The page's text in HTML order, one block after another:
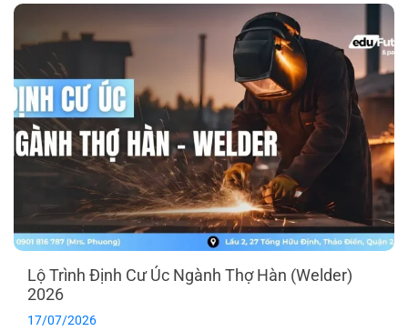
Lộ Trình Định Cư Úc Ngành Thợ Hàn (Welder)
2026
17/07/2026